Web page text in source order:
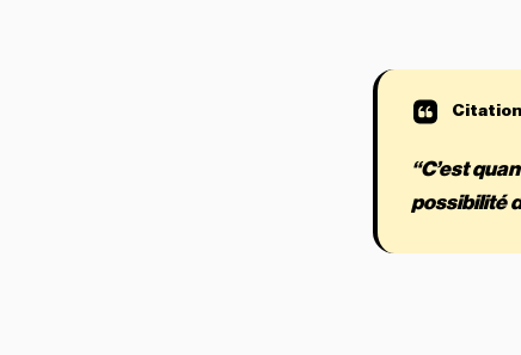
“C’est
possibilité